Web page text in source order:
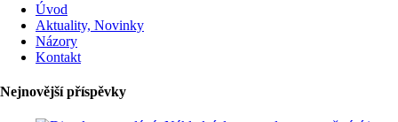
Úvod
Aktuality, Novinky
Názory
Kontakt
Nejnovější příspěvky